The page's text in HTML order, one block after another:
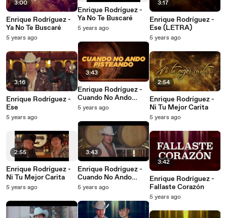
3:00
Enrique Rodríguez -
Ya No Te Buscaré
5 years ago
3:16
Enrique Rodríguez -
Ese
5 years ago
2:55
Enrique Rodríguez -
Ni Tu Mejor Carita
5 years ago
Enrique Rodríguez -
Ya No Te Buscaré
5 years ago
3:43
Enrique Rodríguez -
Cuando No Ando
Pisteando
5 years ago
3:43
Enrique Rodríguez -
Cuando No Ando
Pisteando
5 years ago
3:17
Enrique Rodríguez -
Ese (LETRA)
5 years ago
2:54
Enrique Rodríguez -
Ni Tu Mejor Carita
5 years ago
3:42
Enrique Rodríguez -
Fallaste Corazón
5 years ago